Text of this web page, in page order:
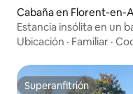
Cabaña en Florent-en-
Estancia insólita en un
Ubicación · Familiar ·
Superanfitrión